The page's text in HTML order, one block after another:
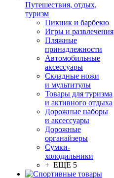
Путешествия, отдых,
туризм
Пикник и барбекю
Игры и развлечения
Пляжные
принадлежности
Автомобильные
аксессуары
Складные ножи
и мультитулы
Товары для туризма
и активного отдыха
Дорожные наборы
и аксессуары
Дорожные
органайзеры
Сумки-
холодильники
+ ЕЩЕ 5